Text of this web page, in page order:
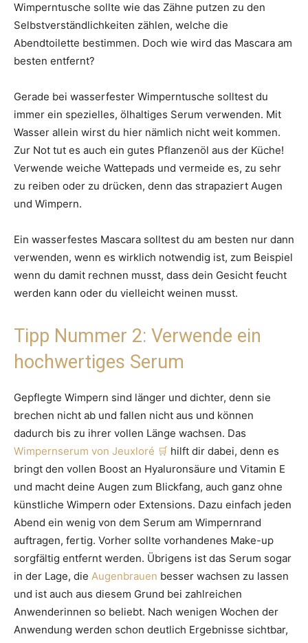
Wimperntusche sollte wie das Zähne putzen zu den
Selbstverständlichkeiten zählen, welche die
Abendtoilette bestimmen. Doch wie wird das Mascara am
besten entfernt?
Gerade bei wasserfester Wimperntusche solltest du
immer ein spezielles, ölhaltiges Serum verwenden. Mit
Wasser allein wirst du hier nämlich nicht weit kommen.
Zur Not tut es auch ein gutes Pflanzenöl aus der Küche!
Verwende weiche Wattepads und vermeide es, zu sehr
zu reiben oder zu drücken, denn das strapaziert Augen
und Wimpern.
Ein wasserfestes Mascara solltest du am besten nur dann
verwenden, wenn es wirklich notwendig ist, zum Beispiel
wenn du damit rechnen musst, dass dein Gesicht feucht
werden kann oder du vielleicht weinen musst.
Tipp Nummer 2: Verwende ein
hochwertiges Serum
Gepflegte Wimpern sind länger und dichter, denn sie
brechen nicht ab und fallen nicht aus und können
dadurch bis zu ihrer vollen Länge wachsen. Das
Wimpernserum von Jeuxloré
hilft dir dabei, denn es
bringt den vollen Boost an Hyaluronsäure und Vitamin E
und macht deine Augen zum Blickfang, auch ganz ohne
künstliche Wimpern oder Extensions. Dazu einfach jeden
Abend ein wenig von dem Serum am Wimpernrand
auftragen, fertig. Vorher sollte vorhandenes Make-up
sorgfältig entfernt werden. Übrigens ist das Serum sogar
in der Lage, die Augenbrauen besser wachsen zu lassen
und ist auch aus diesem Grund bei zahlreichen
Anwenderinnen so beliebt. Nach wenigen Wochen der
Anwendung werden schon deutlich Ergebnisse sichtbar,